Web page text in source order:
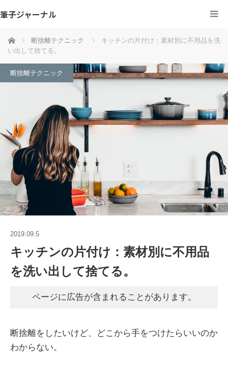
筆子ジャーナル
ホーム 断捨離テクニック
キッチンの片付け：素材別に不用品を洗
い出して捨てる。
断捨離テクニック
2019.09.5
キッチンの片付け：素材別に不用品
を洗い出して捨てる。
ページに広告が含まれることがあります。
断捨離をしたいけど、どこから手をつけたらいいのか
わからない。